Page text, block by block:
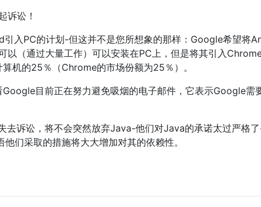
诉讼！
入PC的计划-但这并不是您所想象的那样：Google希望将
以（通过大量工作）可以安装在PC上，但是将其引入
机的25％（Chrome的市场份额为25％）。
Google目前正在努力避免吸烟的电子邮件，它表示Google需
去诉讼，将不会突然放弃Java-他们对Java的承诺太过严格
们采取的措施将大大增加对其的依赖性。